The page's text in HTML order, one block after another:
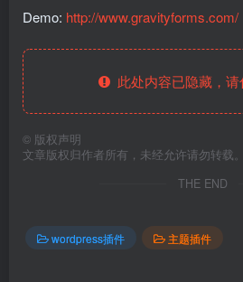
Demo: http://www.gravityforms.com/
此处内容已隐藏，请
© 版权声明
文章版权归作者所有，未经允许请勿转载。
THE END
wordpress插件 主题插件